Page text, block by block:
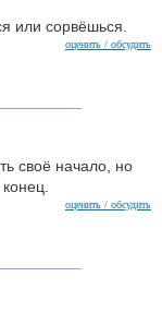
или сорвёшься.
оценить / обсудить
своё начало, но
оценить / обсудить